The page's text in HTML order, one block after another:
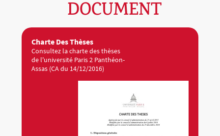
DOCUMENT
Charte Des Thèses
Consultez la charte des thèses
de l'université Paris 2 Panthéon-
Assas (CA du 14/12/2016)